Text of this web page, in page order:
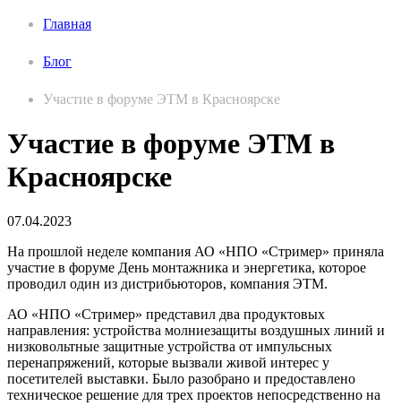
Главная
Блог
Участие в форуме ЭТМ в Красноярске
Участие в форуме ЭТМ в
Красноярске
07.04.2023
На прошлой неделе компания АО «НПО «Стример» приняла
участие в форуме День монтажника и энергетика, которое
проводил один из дистрибьюторов, компания ЭТМ.
АО «НПО «Стример» представил два продуктовых
направления: устройства молниезащиты воздушных линий и
низковольтные защитные устройства от импульсных
перенапряжений, которые вызвали живой интерес у
посетителей выставки. Было разобрано и предоставлено
техническое решение для трех проектов непосредственно на